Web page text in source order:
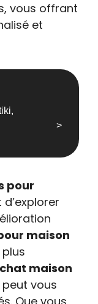
vous offrant
et
pour
maison
maison
vous